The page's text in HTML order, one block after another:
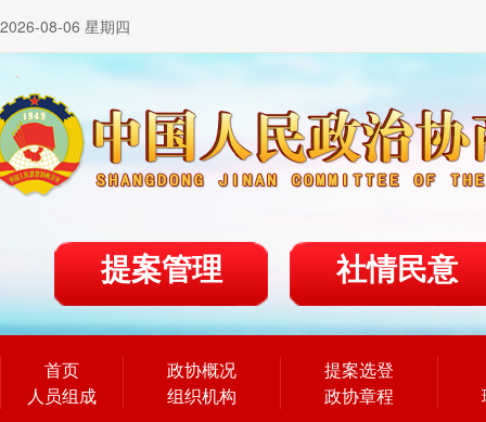
2026-08-06 星期四
提案管理 社情民意
首页
人员组成
政协概况
组织机构
提案选登
政协章程